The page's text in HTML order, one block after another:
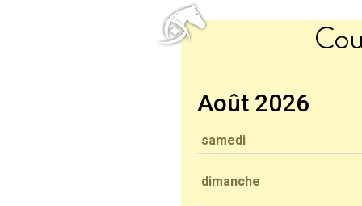
Août 2026
samedi
dimanche